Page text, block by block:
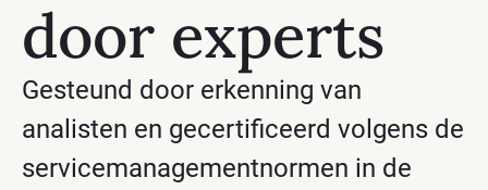
door experts
Gesteund door erkenning van
analisten en gecertificeerd volgens de
servicemanagementnormen in de